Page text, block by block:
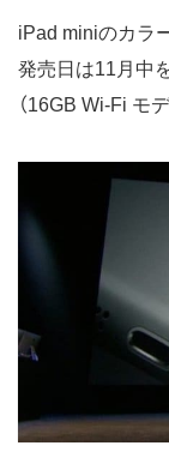
iPad miniのカラ
発売日は11月中
（16GB Wi-Fi モデ